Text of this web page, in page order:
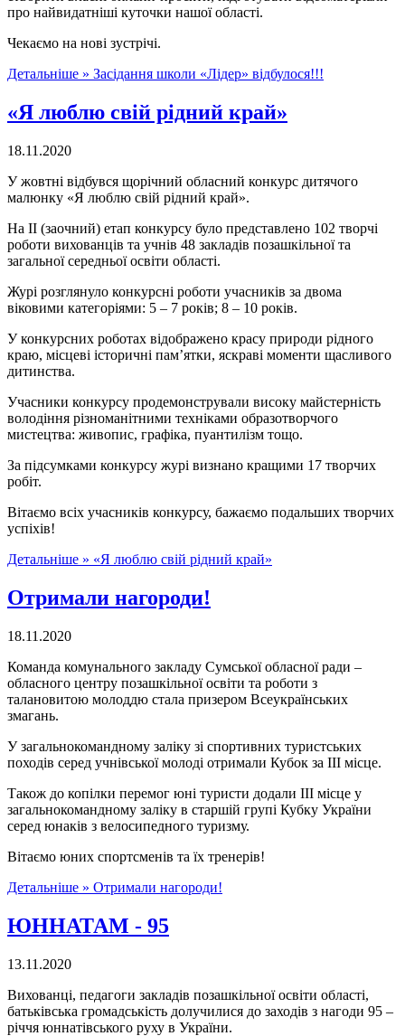
про найвидатніші куточки нашої області.
Чекаємо на нові зустрічі.
Детальніше » Засідання школи «Лідер» відбулося!!!
«Я люблю свій рідний край»
18.11.2020
У жовтні відбувся щорічний обласний конкурс дитячого
малюнку «Я люблю свій рідний край».
На ІІ (заочний) етап конкурсу було представлено 102 творчі
роботи вихованців та учнів 48 закладів позашкільної та
загальної середньої освіти області.
Журі розглянуло конкурсні роботи учасників за двома
віковими категоріями: 5 – 7 років; 8 – 10 років.
У конкурсних роботах відображено красу природи рідного
краю, місцеві історичні пам’ятки, яскраві моменти щасливого
дитинства.
Учасники конкурсу продемонстрували високу майстерність
володіння різноманітними техніками образотворчого
мистецтва: живопис, графіка, пуантилізм тощо.
За підсумками конкурсу журі визнано кращими 17 творчих
робіт.
Вітаємо всіх учасників конкурсу, бажаємо подальших творчих
успіхів!
Детальніше » «Я люблю свій рідний край»
Отримали нагороди!
18.11.2020
Команда комунального закладу Сумської обласної ради –
обласного центру позашкільної освіти та роботи з
талановитою молоддю стала призером Всеукраїнських
змагань.
У загальнокомандному заліку зі спортивних туристських
походів серед учнівської молоді отримали Кубок за ІІІ місце.
Також до копілки перемог юні туристи додали ІІІ місце у
загальнокомандному заліку в старшій групі Кубку України
серед юнаків з велосипедного туризму.
Вітаємо юних спортсменів та їх тренерів!
Детальніше » Отримали нагороди!
ЮННАТАМ - 95
13.11.2020
Вихованці, педагоги закладів позашкільної освіти області,
батьківська громадськість долучилися до заходів з нагоди 95 –
річчя юннатівського руху в України.